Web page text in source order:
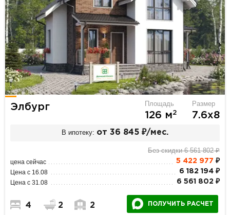
Элбург Площадь
126 м2
Размер
7.6х8
В ипотеку: от 36 845 ₽/мес.
Без скидки 6 561 802 ₽
цена сейчас 5 422 977 ₽
Цена с 16.08 6 182 194 ₽
Цена с 31.08 6 561 802 ₽
4 2 2 ПОЛУЧИТЬ РАСЧЕТ